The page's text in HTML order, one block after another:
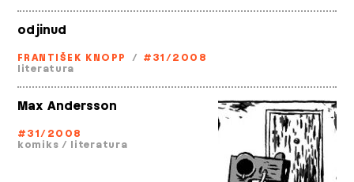
odjinud
FRANTIŠEK KNOPP / #31/2008
literatura
Max Andersson
#31/2008
komiks / literatura